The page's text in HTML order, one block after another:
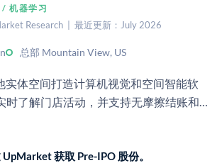
/ 机器学习
Research | 最近更新：July 2026
总部 Mountain View, US
实体空间打造计算机视觉和空间智能软
时了解门店活动，并支持无摩擦结账和运
获取 Pre-IPO 股份。